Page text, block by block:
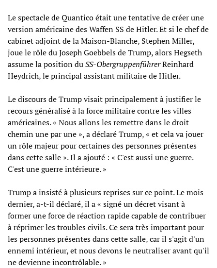
Le spectacle de Quantico était une tentative de créer une
version américaine des Waffen SS de Hitler. Et si le chef de
cabinet adjoint de la Maison-Blanche, Stephen Miller,
joue le rôle du Joseph Goebbels de Trump, alors Hegseth
assume la position duSS-ObergruppenführerReinhard
Heydrich, le principal assistant militaire de Hitler.
Le discours de Trump visait principalement à justifier le
recours généralisé à la force militaire contre les villes
américaines. « Nous allons les remettre dans le droit
chemin une par une », a déclaré Trump, « et cela va jouer
un rôle majeur pour certaines des personnes présentes
dans cette salle ». Il a ajouté : « C'est aussi une guerre.
C'est une guerre intérieure. »
Trump a insisté à plusieurs reprises sur ce point. Le mois
dernier, a-t-il déclaré, il a « signé un décret visant à
former une force de réaction rapide capable de contribuer
à réprimer les troubles civils. Ce sera très important pour
les personnes présentes dans cette salle, car il s'agit d'un
ennemi intérieur, et nous devons le neutraliser avant qu'il
ne devienne incontrôlable. »